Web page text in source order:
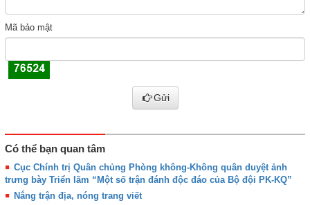
Mã bảo mật
Gửi
Có thể bạn quan tâm
Cục Chính trị Quân chủng Phòng không-Không quân duyệt ảnh
trưng bày Triển lãm “Một số trận đánh độc đáo của Bộ đội PK-KQ”
Nắng trận địa, nóng trang viết